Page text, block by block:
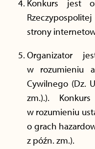
Konkurs jest
strony
Organizator
w rozumieniu
Cywilnego (Dz.
zm.).).
w rozumieniu
o grach
z późn. zm.).